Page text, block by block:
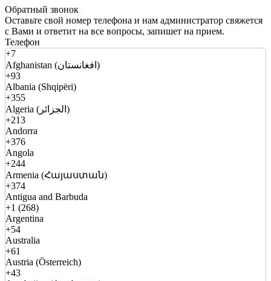
Обратный звонок
Оставьте свой номер телефона и нам администратор свяжется
с Вами и ответит на все вопросы, запишет на прием.
Телефон
+7
Afghanistan (افغانستان)
+93
Albania (Shqipëri)
+355
Algeria (الجزائر)
+213
Andorra
+376
Angola
+244
Armenia (Հայաստան)
+374
Antigua and Barbuda
+1 (268)
Argentina
+54
Australia
+61
Austria (Österreich)
+43